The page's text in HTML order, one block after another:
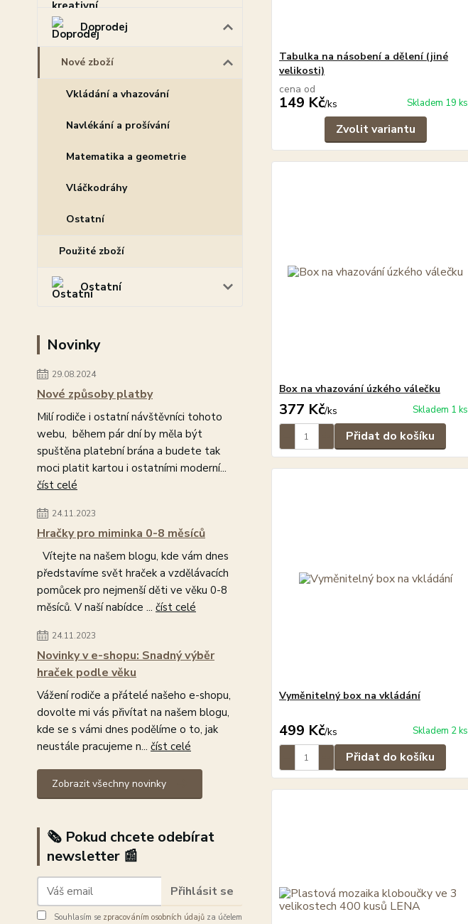
Doprodej
Nové zboží
Vkládání a vhazování
Navlékání a prošívání
Matematika a geometrie
Vláčkodráhy
Ostatní
Použité zboží
Ostatní
Novinky
29.08.2024
Nové způsoby platby
Milí rodiče i ostatní návštěvníci tohoto
webu, během pár dní by měla být
spuštěna platební brána a budete tak
moci platit kartou i ostatními moderní...
číst celé
24.11.2023
Hračky pro miminka 0-8 měsíců
Vítejte na našem blogu, kde vám dnes
představíme svět hraček a vzdělávacích
pomůcek pro nejmenší děti ve věku 0-8
měsíců. V naší nabídce ... číst celé
24.11.2023
Novinky v e-shopu: Snadný výběr
hraček podle věku
Vážení rodiče a přátelé našeho e-shopu,
dovolte mi vás přivítat na našem blogu,
kde se s vámi dnes podělíme o to, jak
neustále pracujeme n... číst celé
Zobrazit všechny novinky
🗞️ Pokud chcete odebírat
newsletter 📰
Přihlásit se
Souhlasím se zpracováním osobních údajů za účelem
Tabulka na násobení a dělení (jiné
velikosti)
cena od
149 Kč/ks Skladem 19 ks
Zvolit variantu
Box na vhazování úzkého válečku
377 Kč/ks Skladem 1 ks
Přidat do košíku
Vyměnitelný box na vkládání
499 Kč/ks Skladem 2 ks
Přidat do košíku